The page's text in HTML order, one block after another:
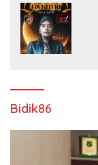
Bidik86